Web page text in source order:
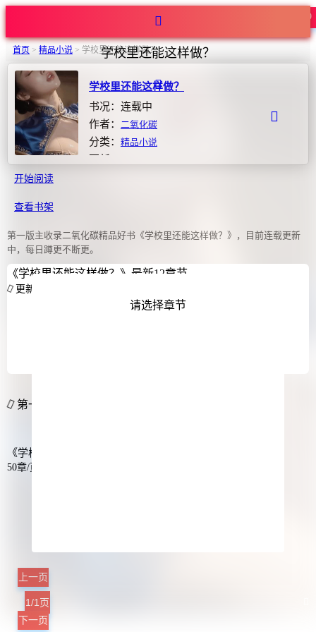
学校里还能这样做？
首页 > 精品小说 > 学校里还能这样做？
学校里还能这样做？
书况：连载中
作者： 二氧化碳
分类： 精品小说
热度119
开始阅读
查看书架
第一版主收录二氧化碳精品好书《学校里还能这样做？》，目前连载更新
中，每日蹲更不断更。
《学校里还能这样做？》最新12章节
更新中
第一版主正在更新学校里还能这样做？最新章节...
《学校里还能这样做？》章节列表
50章/页
上一页
1/1页
下一页
请选择章节